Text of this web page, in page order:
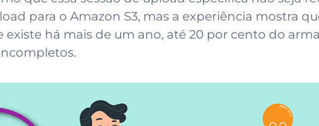
para o Amazon S3, mas a experiência mostra
existe há mais de um ano, até 20 por cento do